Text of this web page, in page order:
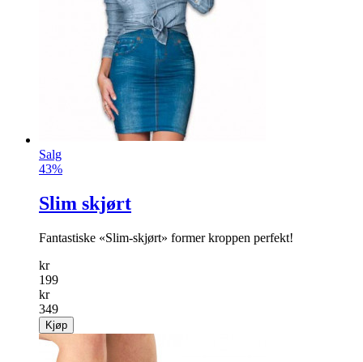
Salg
43%
Slim skjørt
Fantastiske «Slim-skjørt» former kroppen perfekt!
kr
199
kr
349
Kjøp